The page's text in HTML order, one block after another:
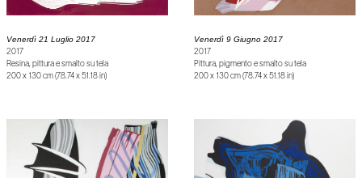
Venerdì 21 Luglio 2017
2017
Resina, pittura e smalto su tela
200 x 130 cm (78.74 x 51.18 in)
Venerdì 9 Giugno 2017
2017
Pittura, pigmento e smalto su tela
200 x 130 cm (78.74 x 51.18 in)